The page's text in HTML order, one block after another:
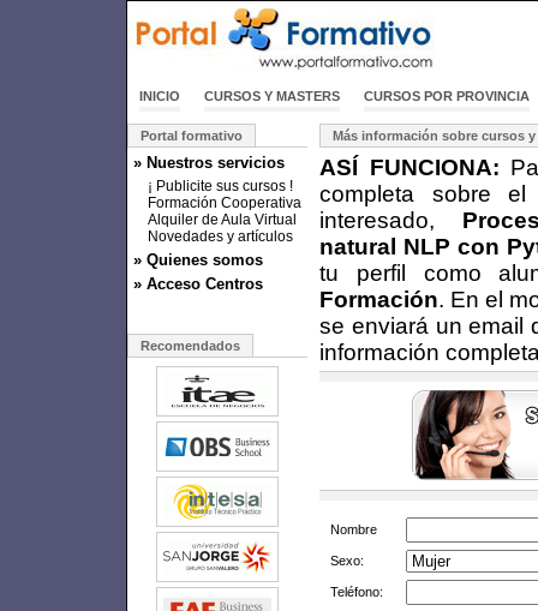
INICIO CURSOS Y MASTERS CURSOS POR PROVINCIA
Portal formativo
» Nuestros servicios
¡ Publicite sus cursos !
Formación Cooperativa
Alquiler de Aula Virtual
Novedades y artículos
» Quienes somos
» Acceso Centros
Recomendados
Más información sobre cursos y
ASÍ FUNCIONA:
completa sobre
interesado,
natural NLP con
tu perfil como
Formación. En el
se enviará un email
información
Nombre
Sexo:
Teléfono: